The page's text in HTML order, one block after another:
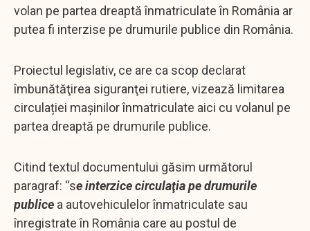
volan pe partea dreaptă înmatriculate în România ar
putea fi interzise pe drumurile publice din România.
Proiectul legislativ, ce are ca scop declarat
îmbunătăţirea siguranţei rutiere, vizează limitarea
circulației mașinilor înmatriculate aici cu volanul pe
partea dreaptă pe drumurile publice.
Citind textul documentului găsim următorul
paragraf: “se interzice circulaţia pe drumurile
publice a autovehiculelor înmatriculate sau
înregistrate în România care au postul de